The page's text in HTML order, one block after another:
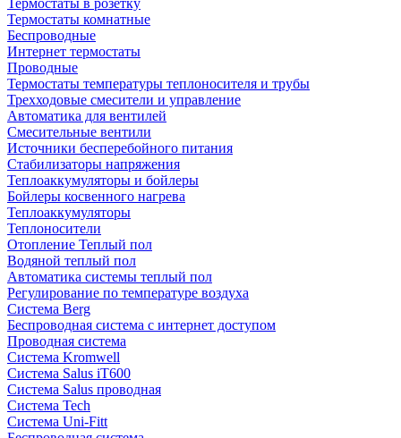
Термостаты комнатные
Беспроводные
Интернет термостаты
Проводные
Термостаты температуры теплоносителя и трубы
Трехходовые смесители и управление
Автоматика для вентилей
Смесительные вентили
Источники бесперебойного питания
Стабилизаторы напряжения
Теплоаккумуляторы и бойлеры
Бойлеры косвенного нагрева
Теплоаккумуляторы
Теплоносители
Отопление Теплый пол
Водяной теплый пол
Автоматика системы теплый пол
Регулирование по температуре воздуха
Система Berg
Беспроводная система с интернет доступом
Проводная система
Система Kromwell
Система Salus iT600
Система Salus проводная
Система Tech
Система Uni-Fitt